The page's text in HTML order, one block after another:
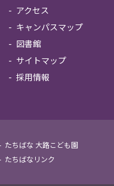
アクセス
キャンパスマップ
図書館
サイトマップ
採用情報
たちばな 大路こども園
たちばなリンク